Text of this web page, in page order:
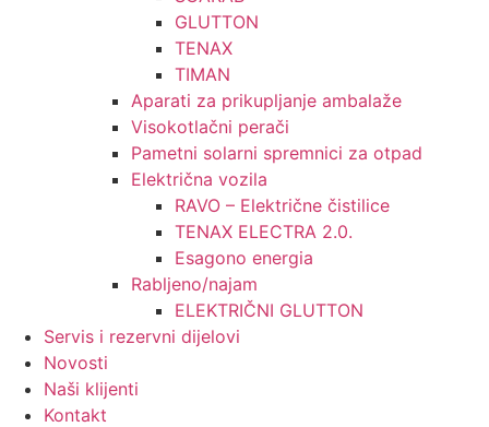
GLUTTON
TENAX
TIMAN
Aparati za prikupljanje ambalaže
Visokotlačni perači
Pametni solarni spremnici za otpad
Električna vozila
RAVO – Električne čistilice
TENAX ELECTRA 2.0.
Esagono energia
Rabljeno/najam
ELEKTRIČNI GLUTTON
Servis i rezervni dijelovi
Novosti
Naši klijenti
Kontakt